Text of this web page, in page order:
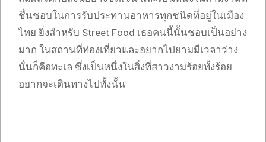
ชื่นชอบในการรับประทานอาหารทุกชนิดที่อยู่ในเมือง
ไทย ยิ่งสำหรับ Street Food เธอคนนี้นั้นชอบเป็นอย่าง
มาก ในสถานที่ท่องเที่ยวและอยากไปยามมีเวลาว่าง
นั่นก็คือทะเล ซึ่งเป็นหนึ่งในสิ่งที่สาวงามร้อยทั้งร้อย
อยากจะเดินทางไปทั้งนั้น